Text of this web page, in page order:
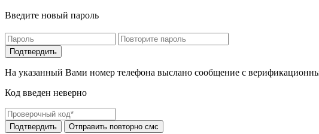
Введите новый пароль
На указанный Вами номер телефона выслано сообщение с
Код введен неверно